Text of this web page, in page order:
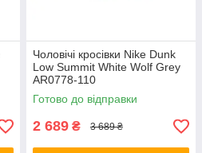
Чоловічі кросівки Nike Dunk
Low Summit White Wolf Grey
AR0778-110
Готово до відправки
2 689 ₴ 3 689 ₴